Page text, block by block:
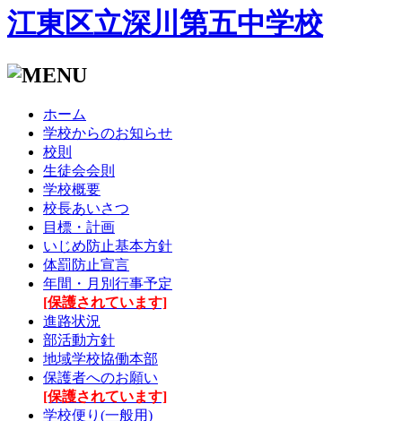
江東区立深川第五中学校
ホーム
学校からのお知らせ
校則
生徒会会則
学校概要
校長あいさつ
目標・計画
いじめ防止基本方針
体罰防止宣言
年間・月別行事予定
[保護されています]
進路状況
部活動方針
地域学校協働本部
保護者へのお願い
[保護されています]
学校便り(一般用)